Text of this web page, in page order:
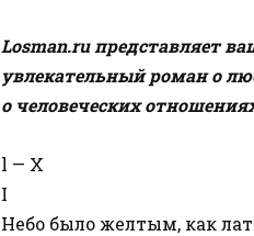
Losman.ru представляет
увлекательный роман о
о человеческих
l — X
I
Небо было желтым, как